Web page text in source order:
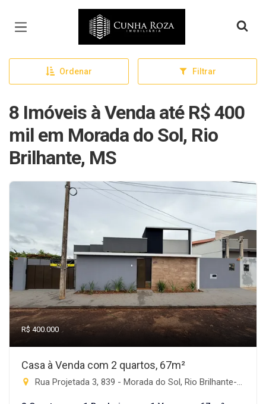
Página inicial
Ordenar Filtrar
8 Imóveis à Venda até R$ 400
mil em Morada do Sol, Rio
Brilhante, MS
R$ 400.000
Casa à Venda com 2 quartos, 67m²
Rua Projetada 3, 839 - Morada do Sol, Rio Brilhante-MS